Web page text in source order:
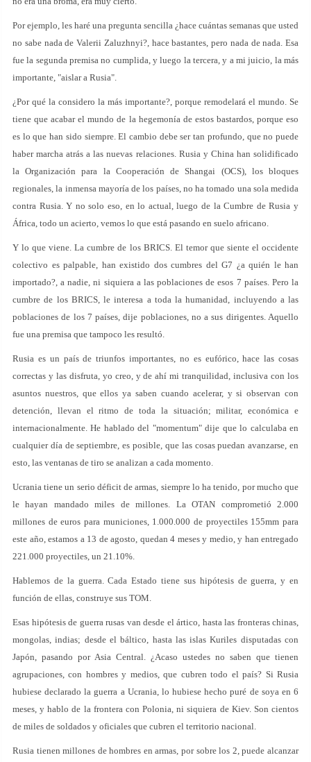
Por ejemplo, les haré una pregunta sencilla ¿hace cuántas semanas que usted
no sabe nada de Valerii Zaluzhnyi?, hace bastantes, pero nada de nada. Esa
fue la segunda premisa no cumplida, y luego la tercera, y a mi juicio, la más
importante, "aislar a Rusia".
¿Por qué la considero la más importante?, porque remodelará el mundo. Se
tiene que acabar el mundo de la hegemonía de estos bastardos, porque eso
es lo que han sido siempre. El cambio debe ser tan profundo, que no puede
haber marcha atrás a las nuevas relaciones. Rusia y China han solidificado
la Organización para la Cooperación de Shangai (OCS), los bloques
regionales, la inmensa mayoría de los países, no ha tomado una sola medida
contra Rusia. Y no solo eso, en lo actual, luego de la Cumbre de Rusia y
África, todo un acierto, vemos lo que está pasando en suelo africano.
Y lo que viene. La cumbre de los BRICS. El temor que siente el occidente
colectivo es palpable, han existido dos cumbres del G7 ¿a quién le han
importado?, a nadie, ni siquiera a las poblaciones de esos 7 países. Pero la
cumbre de los BRICS, le interesa a toda la humanidad, incluyendo a las
poblaciones de los 7 países, dije poblaciones, no a sus dirigentes. Aquello
fue una premisa que tampoco les resultó.
Rusia es un país de triunfos importantes, no es eufórico, hace las cosas
correctas y las disfruta, yo creo, y de ahí mi tranquilidad, inclusiva con los
asuntos nuestros, que ellos ya saben cuando acelerar, y si observan con
detención, llevan el ritmo de toda la situación; militar, económica e
internacionalmente. He hablado del "momentum" dije que lo calculaba en
cualquier día de septiembre, es posible, que las cosas puedan avanzarse, en
esto, las ventanas de tiro se analizan a cada momento.
Ucrania tiene un serio déficit de armas, siempre lo ha tenido, por mucho que
le hayan mandado miles de millones. La OTAN comprometió 2.000
millones de euros para municiones, 1.000.000 de proyectiles 155mm para
este año, estamos a 13 de agosto, quedan 4 meses y medio, y han entregado
221.000 proyectiles, un 21.10%.
Hablemos de la guerra. Cada Estado tiene sus hipótesis de guerra, y en
función de ellas, construye sus TOM.
Esas hipótesis de guerra rusas van desde el ártico, hasta las fronteras chinas,
mongolas, indias; desde el báltico, hasta las islas Kuriles disputadas con
Japón, pasando por Asia Central. ¿Acaso ustedes no saben que tienen
agrupaciones, con hombres y medios, que cubren todo el país? Si Rusia
hubiese declarado la guerra a Ucrania, lo hubiese hecho puré de soya en 6
meses, y hablo de la frontera con Polonia, ni siquiera de Kiev. Son cientos
de miles de soldados y oficiales que cubren el territorio nacional.
Rusia tienen millones de hombres en armas, por sobre los 2, puede alcanzar